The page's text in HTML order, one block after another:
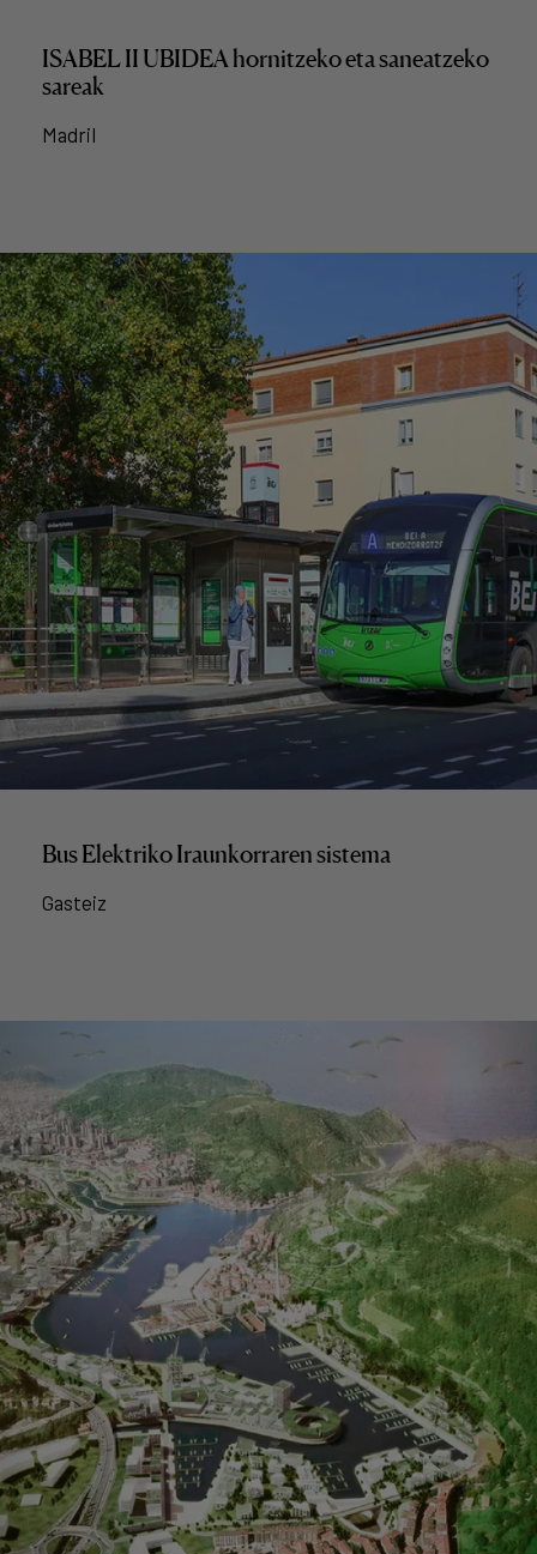
ISABEL II UBIDEA hornitzeko eta saneatzeko
sareak
Madril
Bus Elektriko Iraunkorraren sistema
Gasteiz